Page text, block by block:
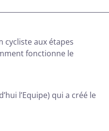
cycliste aux étapes
fonctionne le
l’Equipe) qui a créé le